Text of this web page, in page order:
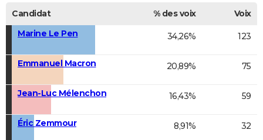
Candidat % des voix
Voix
Marine Le Pen
34,26% 123
Emmanuel Macron 20,89% 75
Jean-Luc Mélenchon 16,43% 59
Éric Zemmour 8,91% 32